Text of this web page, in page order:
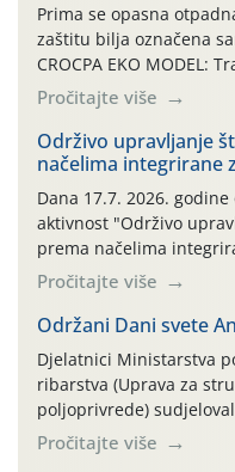
Prima se opasna
zaštitu bilja označena
CROCPA EKO MODEL:
ambalaža drugih
bilja (npr. ambalaža od
prihvaća. Korisnicima
prazne ambalaže
AGRONOM, ALBAUGH
Pročitajte više
Održivo upravljanje
načelima integrirane
Dana 17.7. 2026.
aktivnost "Održivo
prema načelima
na pokusnom polju
parcela ID 2445031)
Pročitajte više
Održani Dani svete
Djelatnici Ministarstva
ribarstva (Uprava za
poljoprivrede)
forumu, održanom
tradicije u
Pročitajte više